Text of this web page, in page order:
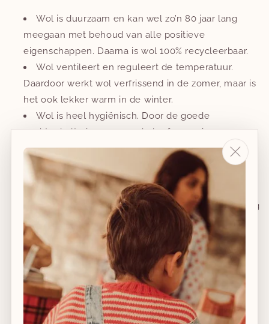
Wol is duurzaam en kan wel zo’n 80 jaar lang
meegaan met behoud van alle positieve
eigenschappen. Daarna is wol 100% recycleerbaar.
Wol ventileert en reguleert de temperatuur.
Daardoor werkt wol verfrissend in de zomer, maar is
het ook lekker warm in de winter.
Wol is heel hygiënisch. Door de goede
vochtgehalte is geen goede leefomgeving voor
bacteriën of huismijt. Omdat wol de
luchtvochtigheid zelf reguleert kan er geen klimaat
ontstaan waarin schimmels kunnen leven.
Beschikbaar in 3 maten en 3 kleuren. De slofjes zijn erg
rekbaar, waardoor ze lang kunnen gedragen worden.
60 = 9,5 cm (afmeting binnenkant)
70 = 11 cm (afmeting binnenkant)
80 = 12 cm (afmeting binnenkant)